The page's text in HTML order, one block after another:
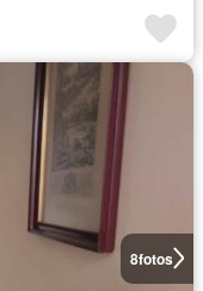
8fotos